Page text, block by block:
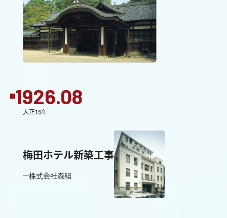
1926.08
大正15年
梅田ホテル新築工事
株式会社森組